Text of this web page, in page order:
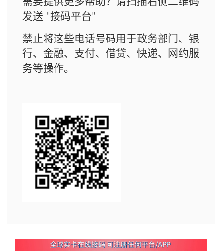
发送 "接码平台"
禁止将这些电话号码用于政务部门、银
行、金融、支付、借贷、快递、网约服
务等操作。